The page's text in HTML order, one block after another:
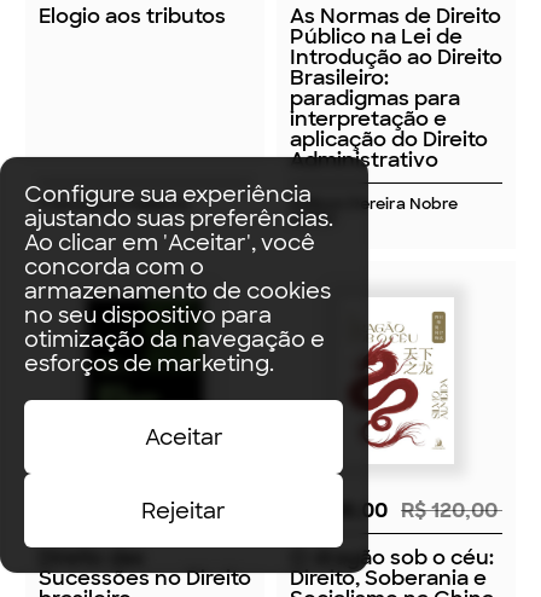
Configure sua experiência
ajustando suas preferências.
Ao clicar em 'Aceitar', você
concorda com o
armazenamento de cookies
no seu dispositivo para
otimização da navegação e
esforços de marketing.
Aceitar
Rejeitar
Elogio aos tributos
Francesco Pallante
As Normas de Direito
Público na Lei de
Introdução ao Direito
Brasileiro:
paradigmas para
interpretação e
aplicação do Direito
Administrativo
Edilson Pereira Nobre
Junior
R$ 160,00
Sucessões no Direito
R$ 108,00 R$ 120,00
O dragão sob o céu:
Direito, Soberania e